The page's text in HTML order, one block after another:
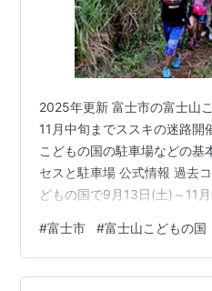
2025年更新 富士市の富士山
11月中旬までススキの迷路開
こどもの国の駐車場などの基
セスと駐車場 公式情報 過去
どもの国で9月13日(土)～11
恒例イベント「ススキの迷路
国では、毎年恒例となってい
路」が9月13日(土)にオープ
#富士市 #富士山こどもの国